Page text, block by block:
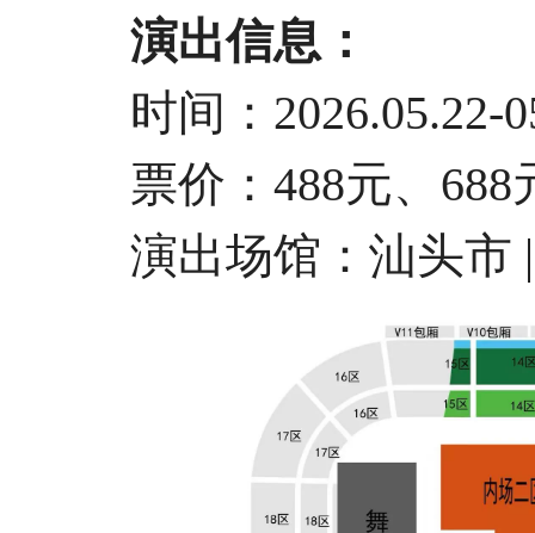
演出信息：
时间：2026.05.22-
票价：488元、688
演出场馆：汕头市 |